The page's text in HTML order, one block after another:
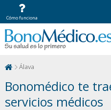
Álava
Bonomédico te
servicios médicos
Cómo funciona